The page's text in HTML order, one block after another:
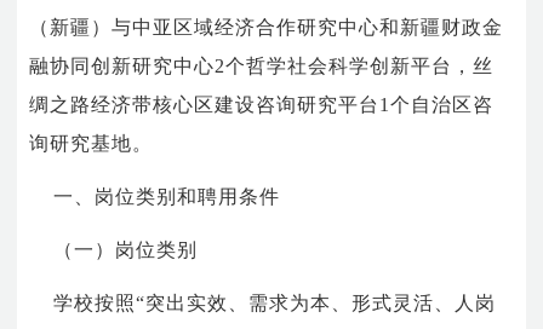
（新疆）与中亚区域经济合作研究中心和新疆财政金
融协同创新研究中心2个哲学社会科学创新平台，丝
绸之路经济带核心区建设咨询研究平台 1个自治区咨
询研究基地。
一、岗位类别和聘用条件
（一）岗位类别
学校按照“突出实效、需求为本、形式灵活、人岗